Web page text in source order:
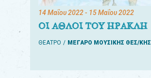
14 Μαΐου 2022- 15 Μαΐου 2022
ΟΙ ΑΘΛΟΙ ΤΟΥ ΗΡΑΚΛΗ
ΘΕΑΤΡΟ ΜΕΓΑΡΟ ΜΟΥΣΙΚΗΣ ΘΕΣ/ΚΗΣ